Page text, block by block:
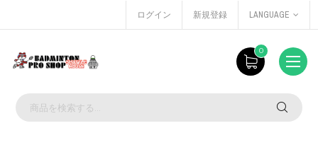
ログイン 新規登録 LANGUAGE
0